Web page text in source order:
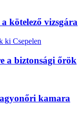
kötelező vizsgára
a biztonsági őrök
kamara